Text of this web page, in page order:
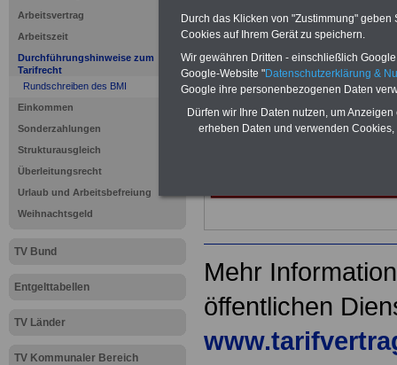
Arbeitsvertrag
Arbeitszeit
Durchführungshinweise zum
Tarifrecht
Rundschreiben des BMI
Einkommen
Sonderzahlungen
Strukturausgleich
Überleitungsrecht
Urlaub und Arbeitsbefreiung
Weihnachtsgeld
TV Bund
Entgelttabellen
TV Länder
TV Kommunaler Bereich
Neu aufgelegt: Oktober
Mehr
öffentlichen
Durch das Klicken von "Zustimmung"
Cookies auf Ihrem Gerät zu speichern.
Wir gewähren Dritten - einschließlich
Google-Website "Datenschutzerklärung &
Google ihre personenbezogenen Daten
Dürfen wir Ihre Daten nutzen, um
erheben Daten und verwenden